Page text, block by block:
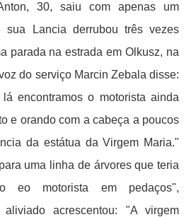
30, saiu com apenas um
sua Lancia derrubou três vezes
parada na estrada em Olkusz, na
do serviço Marcin Zebala disse:
encontramos o motorista ainda
e orando com a cabeça a poucos
da estátua da Virgem Maria."
uma linha de árvores que teria
eo motorista em pedaços",
aliviado acrescentou: "A virgem